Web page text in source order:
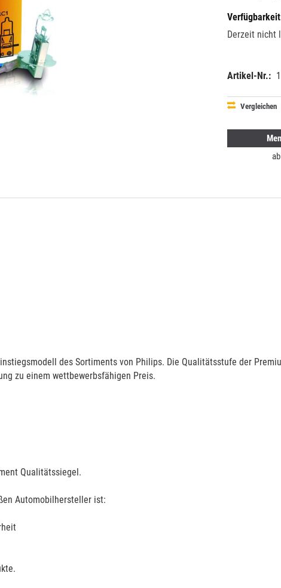
Derzeit nicht
Artikel-Nr.:
Vergleichen
ab
des Sortiments von Philips. Die Qualitätsstufe der
zu einem wettbewerbsfähigen Preis.
Qualitätssiegel.
Automobilhersteller ist: